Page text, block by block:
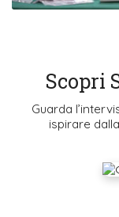
Scopri
Guarda
ispirare